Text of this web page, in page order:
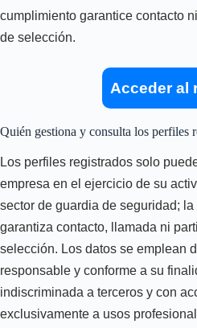
cumplimiento garantice contacto
de selección.
Acceder al
Quién gestiona y consulta los perfiles
Los perfiles registrados solo
empresa en el ejercicio de su
sector de guardia de seguridad;
garantiza contacto, llamada ni
selección. Los datos se emplean
responsable y conforme a su
indiscriminada a terceros y con
exclusivamente a usos